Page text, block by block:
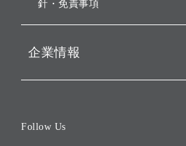
針・免責事項
企業情報
Follow Us